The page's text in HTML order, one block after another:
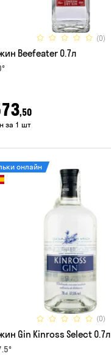
(0)
Beefeater 0.7л
,50
за 1 шт
(0)
онлайн
Gin Kinross Select 0.7л